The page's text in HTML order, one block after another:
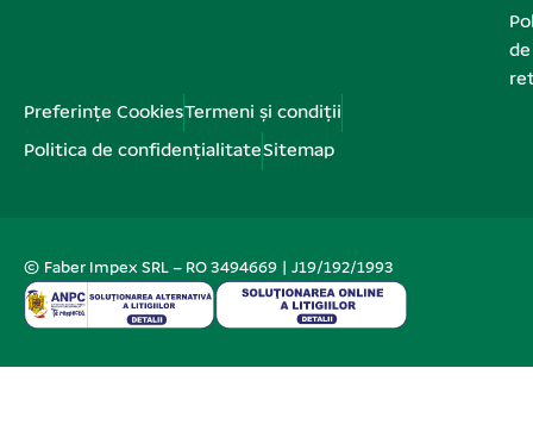
de
Preferințe CookiesTermeni și condiții
Politica de confidențialitateSitemap
© Faber Impex SRL – RO 3494669 | J19/192/1993